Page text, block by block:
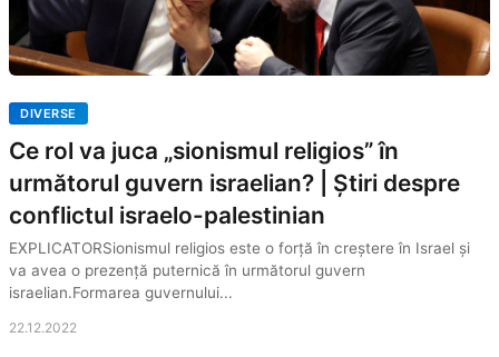
DIVERSE
Ce rol va juca „sionismul religios” în
următorul guvern israelian? | Știri despre
conflictul israelo-palestinian
EXPLICATORSionismul religios este o forță în creștere în Israel și
va avea o prezență puternică în următorul guvern
israelian.Formarea guvernului...
22.12.2022